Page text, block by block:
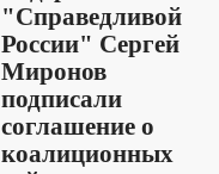
"Справедливой
России" Сергей
Миронов
подписали
соглашение о
коалиционных